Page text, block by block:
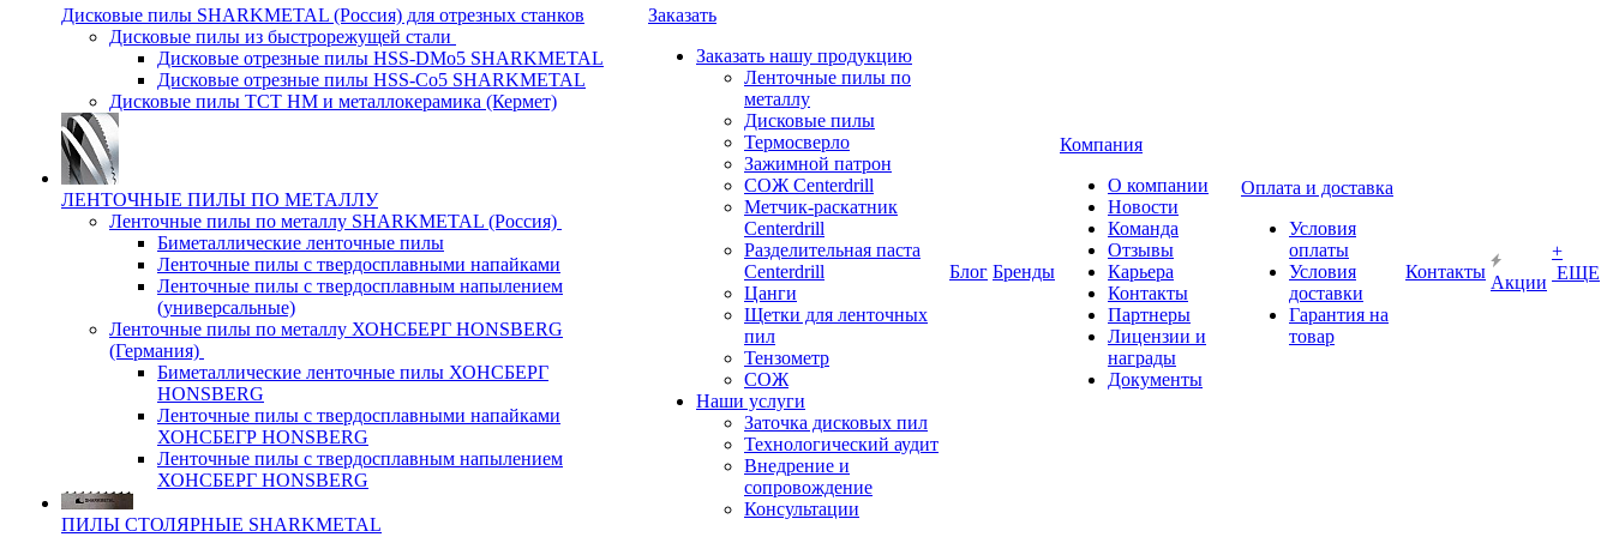
Дисковые пилы SHARKMETAL (Россия) для отрезных станков
Дисковые пилы из быстрорежущей стали
Дисковые отрезные пилы HSS-DMo5 SHARKMETAL
Дисковые отрезные пилы HSS-Co5 SHARKMETAL
Дисковые пилы ТСТ НМ и металлокерамика (Кермет)
ЛЕНТОЧНЫЕ ПИЛЫ ПО МЕТАЛЛУ
Ленточные пилы по металлу SHARKMETAL (Россия)
Биметаллические ленточные пилы
Ленточные пилы с твердосплавными напайками
Ленточные пилы с твердосплавным напылением
(универсальные)
Ленточные пилы по металлу ХОНСБЕРГ HONSBERG
(Германия)
Биметаллические ленточные пилы ХОНСБЕРГ
HONSBERG
Ленточные пилы с твердосплавными напайками
ХОНСБЕГР HONSBERG
Ленточные пилы с твердосплавным напылением
ХОНСБЕРГ HONSBERG
ПИЛЫ СТОЛЯРНЫЕ SHARKMETAL
Заказать
Заказать нашу продукцию
Ленточные пилы по
металлу
Дисковые пилы
Термосверло
Зажимной патрон
СОЖ Centerdrill
Метчик-раскатник
Centerdrill
Разделительная паста
Centerdrill
Цанги
Щетки для ленточных
пил
Тензометр
СОЖ
Наши услуги
Заточка дисковых пил
Технологический аудит
Внедрение и
сопровождение
Консультации
Блог Бренды
Компания
О компании
Новости
Команда
Отзывы
Карьера
Контакты
Партнеры
Лицензии и
награды
Документы
Оплата и доставка
Условия
оплаты
Условия
доставки
Гарантия на
товар
Контакты
Акции
+
ЕЩЕ